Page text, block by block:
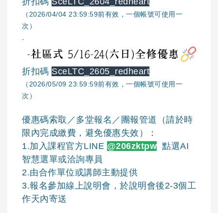
（2026/04/04 23:59:59前有效，一個帳號可使用一
次）
.
折扣碼 SceLTC_2605_redheart
（2026/05/09 23:59:59前有效，一個帳號可使用一
次）
優惠碼索取／多堂報名／團報管道（請於時
限內完成繳費，避免優惠失效）：
1.加入課程官方LINE @206zktpw 點選AI
智慧選單或洽詢專員
2.由合作單位或講師主動提供
3.報名參加線上說明會，於說明會後2-3個工
作天內寄送